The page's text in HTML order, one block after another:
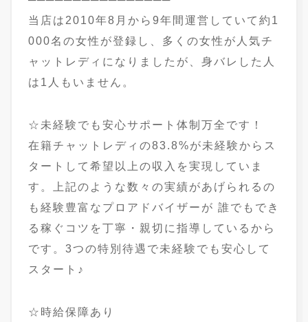
当店は2010年8月から9年間運営していて約1
000名の女性が登録し、多くの女性が人気チ
ャットレディになりましたが、身バレした人
は1人もいません。
☆未経験でも安心サポート体制万全です！
在籍チャットレディの83.8%が未経験からス
タートして希望以上の収入を実現していま
す。上記のような数々の実績があげられるの
も経験豊富なプロアドバイザーが 誰でもでき
る稼ぐコツを丁寧・親切に指導しているから
です。3つの特別待遇で未経験でも安心して
スタート♪
☆時給保障あり